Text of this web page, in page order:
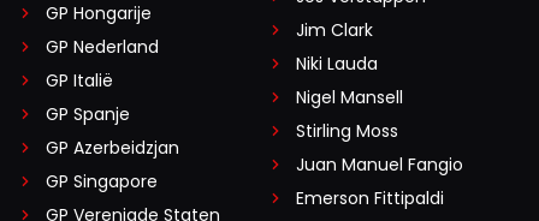
GP Hongarije
GP Nederland
GP Italië
GP Spanje
GP Azerbeidzjan
GP Singapore
GP Verenigde Staten
Jim Clark
Niki Lauda
Nigel Mansell
Stirling Moss
Juan Manuel Fangio
Emerson Fittipaldi